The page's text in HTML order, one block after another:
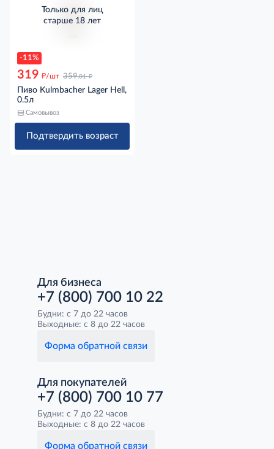
-11%
Только для лиц
старше 18 лет
319 д/шт 359.01 д
Пиво Kulmbacher Lager Hell,
0.5л
Самовывоз
Подтвердить возраст
Для бизнеса
+7 (800) 700 10 22
Будни: с 7 до 22 часов
Выходные: с 8 до 22 часов
Форма обратной связи
Для покупателей
+7 (800) 700 10 77
Будни: с 7 до 22 часов
Выходные: с 8 до 22 часов
Форма обратной связи